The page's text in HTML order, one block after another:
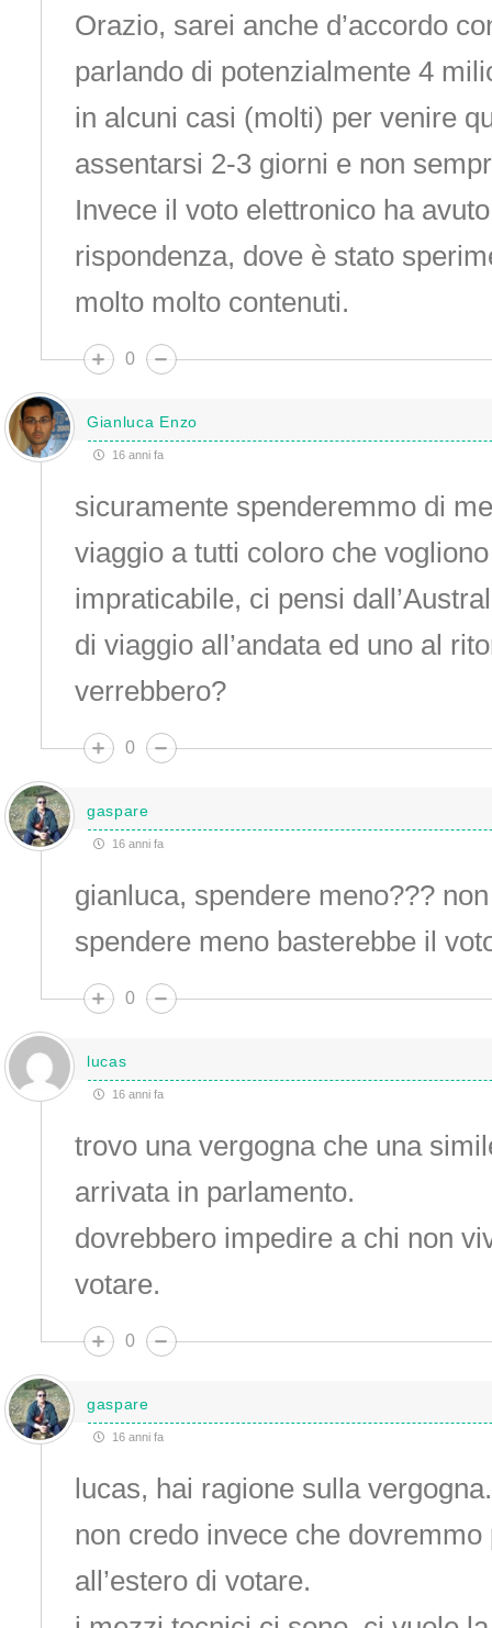
Orazio, sarei anche d’accordo
parlando di potenzialmente 4
in alcuni casi (molti) per venire
assentarsi 2-3 giorni e non
Invece il voto elettronico ha
rispondenza, dove è stato
molto molto contenuti.
0
Gianluca Enzo
16 anni fa
sicuramente spenderemmo di
viaggio a tutti coloro che
impraticabile, ci pensi
di viaggio all’andata ed uno al
verrebbero?
0
gaspare
16 anni fa
gianluca, spendere meno???
spendere meno basterebbe il
0
lucas
16 anni fa
trovo una vergogna che una
arrivata in parlamento.
dovrebbero impedire a chi non
votare.
0
gaspare
16 anni fa
lucas, hai ragione sulla vergogna.
non credo invece che
all’estero di votare.